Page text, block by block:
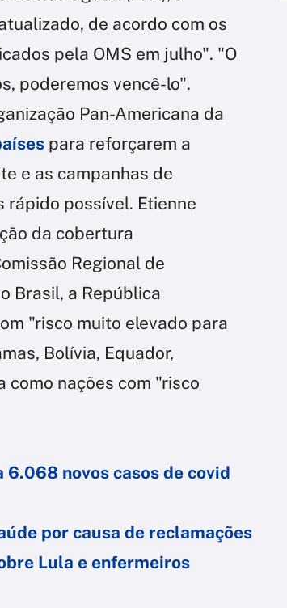
de acordo com os
pela OMS em julho". "O
poderemos vencê-lo".
Pan-Americana da
para reforçarem a
e as campanhas de
rápido possível. Etienne
da cobertura
Regional de
Brasil, a República
"risco muito elevado para
Bolívia, Equador,
como nações com "risco
novos casos de covid
por causa de reclamações
Lula e enfermeiros